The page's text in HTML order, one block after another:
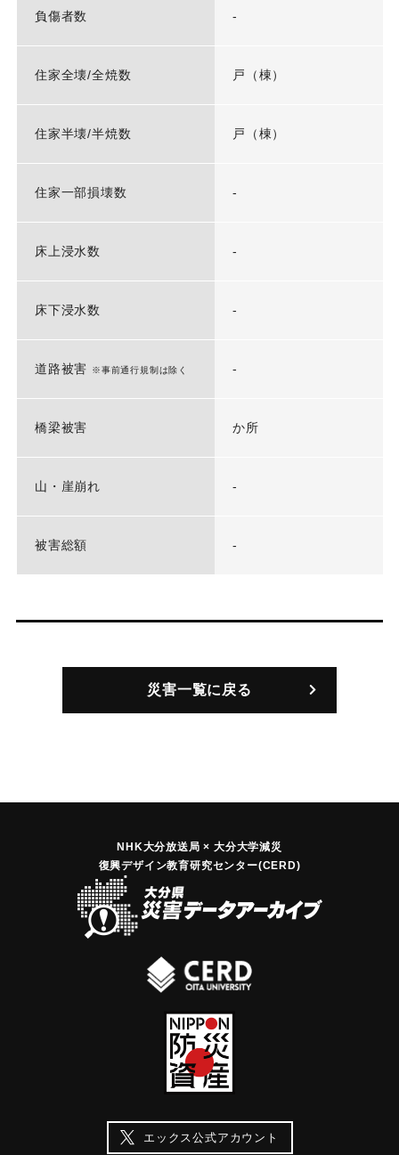
負傷者数 -
住家全壊/全焼数 戸（棟）
住家半壊/半焼数 戸（棟）
住家一部損壊数 -
床上浸水数 -
床下浸水数 -
道路被害 ※事前通行規制は除く -
橋梁被害 か所
山・崖崩れ -
被害総額 -
災害一覧に戻る
NHK大分放送局 × 大分大学減災
復興デザイン教育研究センター(CERD)
エックス公式アカウント